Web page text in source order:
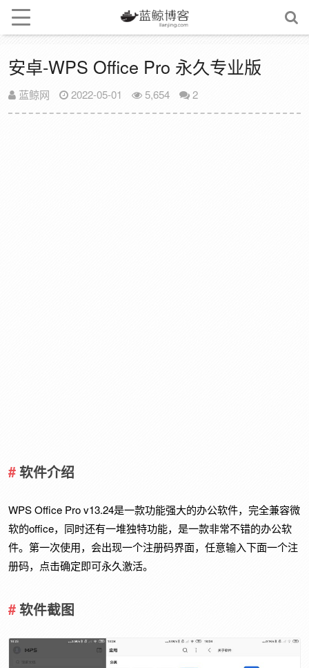
安卓-WPS Office Pro 永久专业版
蓝鲸网 2022-05-01 5,654 2
软件介绍
WPS Office Pro v13.24是一款功能强大的办公软件，完全兼容微
软的office，同时还有一堆独特功能，是一款非常不错的办公软
件。第一次使用，会出现一个注册码界面，任意输入下面一个注
册码，点击确定即可永久激活。
软件截图